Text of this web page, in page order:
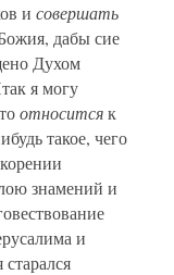
и совершать
дабы сие
Духом
я могу
относитсяк
такое, чего
знамений и
и